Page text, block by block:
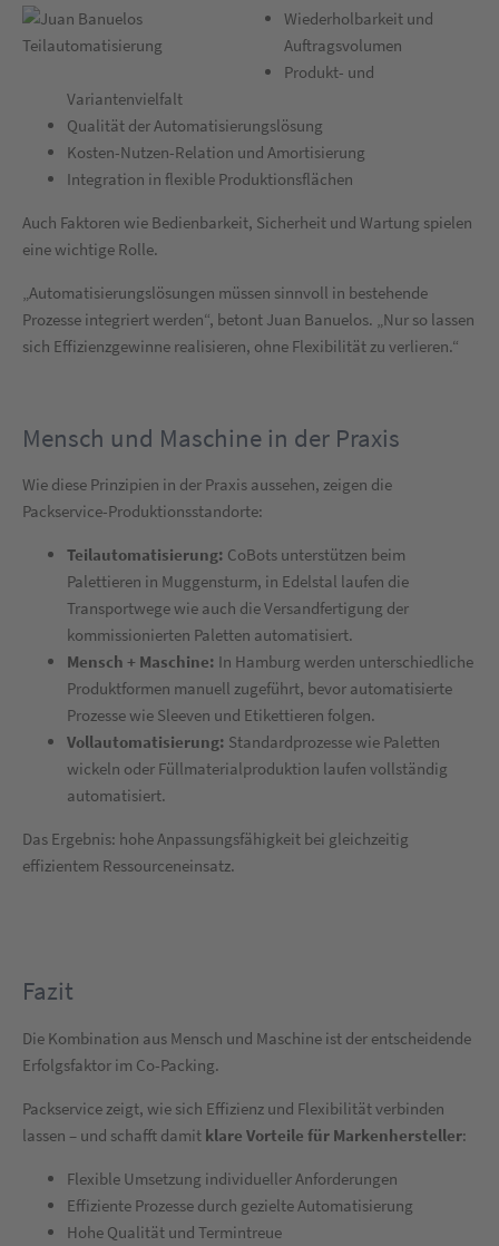
Wiederholbarkeit und
Auftragsvolumen
Produkt- und
Variantenvielfalt
Qualität der Automatisierungslösung
Kosten-Nutzen-Relation und Amortisierung
Integration in flexible Produktionsflächen
Auch Faktoren wie Bedienbarkeit, Sicherheit und Wartung spielen
eine wichtige Rolle.
„Automatisierungslösungen müssen sinnvoll in bestehende
Prozesse integriert werden“, betont Juan Banuelos. „Nur so lassen
sich Effizienzgewinne realisieren, ohne Flexibilität zu verlieren.“
Mensch und Maschine in der Praxis
Wie diese Prinzipien in der Praxis aussehen, zeigen die
Packservice-Produktionsstandorte:
Teilautomatisierung: CoBots unterstützen beim
Palettieren in Muggensturm, in Edelstal laufen die
Transportwege wie auch die Versandfertigung der
kommissionierten Paletten automatisiert.
Mensch + Maschine: In Hamburg werden unterschiedliche
Produktformen manuell zugeführt, bevor automatisierte
Prozesse wie Sleeven und Etikettieren folgen.
Vollautomatisierung: Standardprozesse wie Paletten
wickeln oder Füllmaterialproduktion laufen vollständig
automatisiert.
Das Ergebnis: hohe Anpassungsfähigkeit bei gleichzeitig
effizientem Ressourceneinsatz.
Fazit
Die Kombination aus Mensch und Maschine ist der entscheidende
Erfolgsfaktor im Co-Packing.
Packservice zeigt, wie sich Effizienz und Flexibilität verbinden
lassen – und schafft damit klare Vorteile für Markenhersteller:
Flexible Umsetzung individueller Anforderungen
Effiziente Prozesse durch gezielte Automatisierung
Hohe Qualität und Termintreue